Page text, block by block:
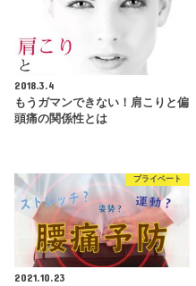
2018.3.4
もうガマンできない！肩こりと偏
頭痛の関係性とは
プライベート
2021.10.23